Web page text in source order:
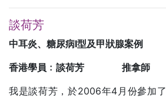
談荷芳
中耳炎、糖尿病I型及甲狀腺案例
香港學員﹕談荷芳 推拿師
我是談荷芳，於2006年4月份參加